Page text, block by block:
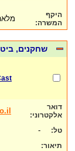
היקף
המשרה:
שחקנים,
דואר
אלקטרוני:
טל: -
תיאור: